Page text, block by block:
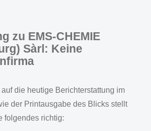
zu EMS-CHEMIE
Sàrl: Keine
die heutige Berichterstattung im
der Printausgabe des Blicks stellt
folgendes richtig: